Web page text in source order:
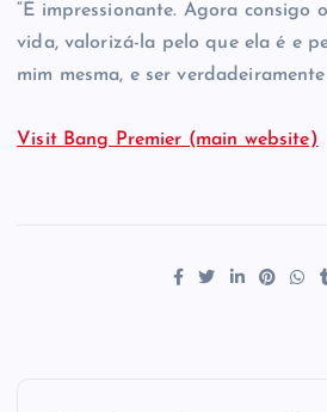
“É impressionante. Agora consigo
vida, valorizá-la pelo que ela é e
mim mesma, e ser verdadeiramente
Visit Bang Premier (main website)